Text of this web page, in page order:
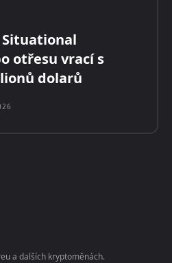
otřesu vrací s
dolarů
a dalších kryptoměnách.